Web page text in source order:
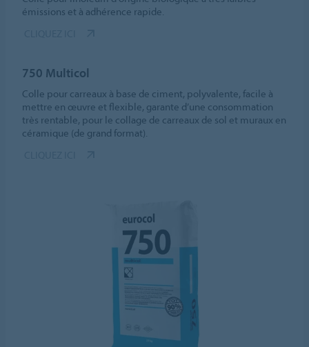
émissions et à adhérence rapide.
750 Multicol
Colle pour carreaux à base de ciment, polyvalente, facile à
mettre en œuvre et flexible, garante d’une consommation
très rentable, pour le collage de carreaux de sol et muraux en
céramique (de grand format).